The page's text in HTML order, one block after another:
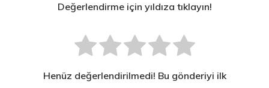
Değerlendirme için yıldıza tıklayın!
Henüz değerlendirilmedi! Bu gönderiyi ilk